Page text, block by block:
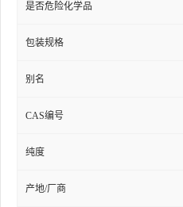
是否危险化学品
包装规格
别名
CAS编号
纯度
产地/厂商